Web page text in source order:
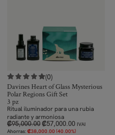
(0)
Davines Heart of Glass Mysterious
Polar Regions Gift Set
3 pz
Ritual iluminador para una rubia
radiante y armoniosa
₡95,000.00₡57,000.00 IVAI
Ahorras: ₡38,000.00(40.00%)